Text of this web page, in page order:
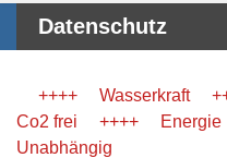
Datenschutz
++++ Wasserkraft
Co2 frei ++++
Unabhängig